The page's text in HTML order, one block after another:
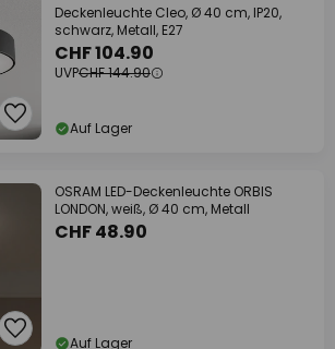
Deckenleuchte Cleo, Ø 40 cm, IP20,
schwarz, Metall, E27
CHF 104.90
UVPCHF 144.90
Auf Lager
OSRAM LED-Deckenleuchte ORBIS
LONDON, weiß, Ø 40 cm, Metall
CHF 48.90
Auf Lager